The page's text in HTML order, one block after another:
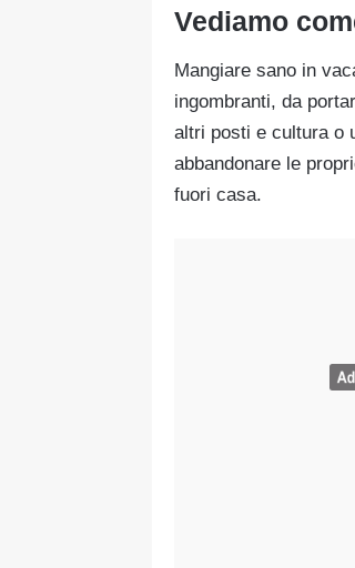
Vediamo
Mangiare sano in
ingombranti, da
altri posti e cultura o
abbandonare le
fuori casa.